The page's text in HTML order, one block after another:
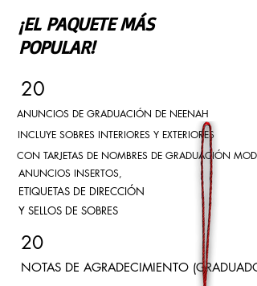
¡EL PAQUETE MÁS
POPULAR!
20
ANUNCIOS DE GRADUACIÓN DE NEENAH
INCLUYE SOBRES INTERIORES Y EXTERIORES
CON TARJETAS DE NOMBRES DE GRADUACIÓN
ANUNCIOS INSERTOS,
ETIQUETAS DE DIRECCIÓN
Y SELLOS DE SOBRES
20
NOTAS DE AGRADECIMIENTO